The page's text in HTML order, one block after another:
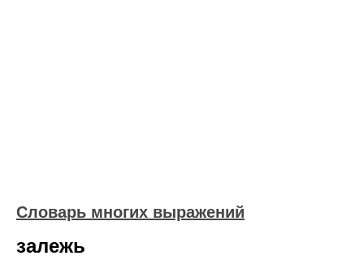
Словарь многих выражений
залежь